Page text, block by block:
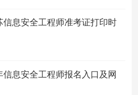
信息安全工程师准考证打印时
信息安全工程师报名入口及网